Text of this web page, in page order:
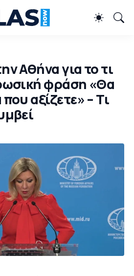
Αθήνα για το τι
φράση «Θα
αξίζετε» – Τι